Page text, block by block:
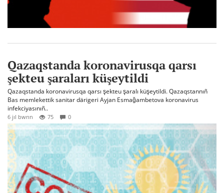
Qazaqstanda koronavirusqa qarsı
şekteu şaraları küşeytildi
Qazaqstanda koronavirusqa qarsı şekteu şaralı küşeytildi. Qazaqstannıñ
Bas memlekettik sanitar därigeri Ayjan Esmağambetova koronavirus
infekciyasınıñ..
6 jıl bwrın 75 0